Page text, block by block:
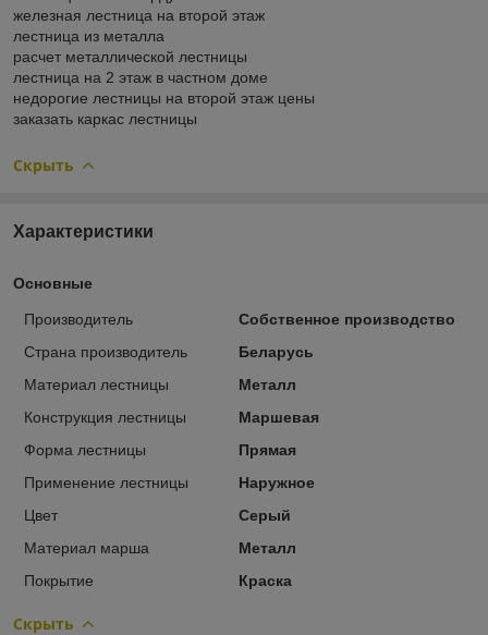
железная лестница на второй этаж
лестница из металла
расчет металлической лестницы
лестница на 2 этаж в частном доме
недорогие лестницы на второй этаж цены
заказать каркас лестницы
Скрыть
Характеристики
Основные
Производитель
Собственное производство
Страна производитель
Беларусь
Материал лестницы
Металл
Конструкция лестницы
Маршевая
Форма лестницы
Прямая
Применение лестницы
Наружное
Цвет
Серый
Материал марша
Металл
Покрытие
Краска
Скрыть